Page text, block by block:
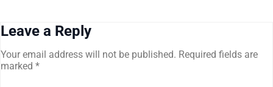
Leave a Reply
Your email address will not be published. Required fields are
marked *